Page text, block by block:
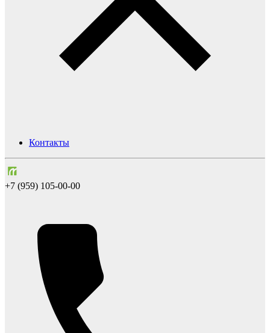
Контакты
+7 (959) 105-00-00